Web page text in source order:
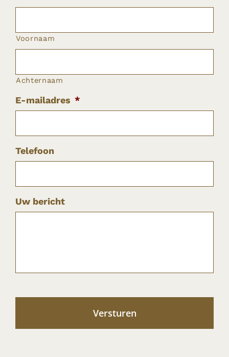
Voornaam
Achternaam
E-mailadres *
Telefoon
Uw bericht